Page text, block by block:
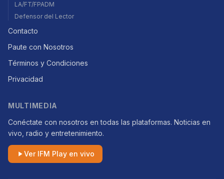
LA/FT/FPADM
Defensor del Lector
Contacto
Paute con Nosotros
Términos y Condiciones
Privacidad
MULTIMEDIA
Conéctate con nosotros en todas las plataformas. Noticias en
vivo, radio y entretenimiento.
Ver IFM Play en vivo